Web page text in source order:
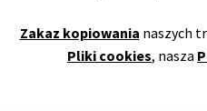
Zakaz kopiowania naszych
Pliki cookies, nasza